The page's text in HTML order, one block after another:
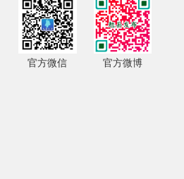
官方微信 官方微博